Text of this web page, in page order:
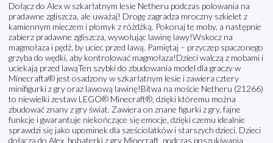
Dołącz do Alex w szkarłatnym lesie Netheru podczas polowania na
pradawne zgliszcza, ale uważaj! Drogę zagradza mroczny szkielet z
kamiennym mieczem i płomyk z różdżką. Pokonaj te moby, a następnie
zabierz pradawne zgliszcza, wywołując lawinę lawy!Wskocz na
magmołaza i pędź, by uciec przed lawą. Pamiętaj – przyczep spaczonego
grzyba do wędki, aby kontrolować magmołaza!Dzieci walczą z mobami i
uciekają przed lawąTen szybki do zbudowania model dla graczy w
Minecrafta® jest osadzony w szkarłatnym lesie i zawiera cztery
minifigurki z gry oraz lawową lawinę!Bitwa na moście Netheru (21266)
to niewielki zestaw LEGO® Minecraft®, dzięki któremu można
zbudować znany z gry świat. Zawiera on znane figurki z gry, fajne
funkcje i gwarantuje niekończące się emocje, dzięki czemu idealnie
sprawdzi się jako upominek dla sześciolatków i starszych dzieci. Dzieci
dołączą do Alex, bohaterki z gry Minecraft, podczas poszukiwania